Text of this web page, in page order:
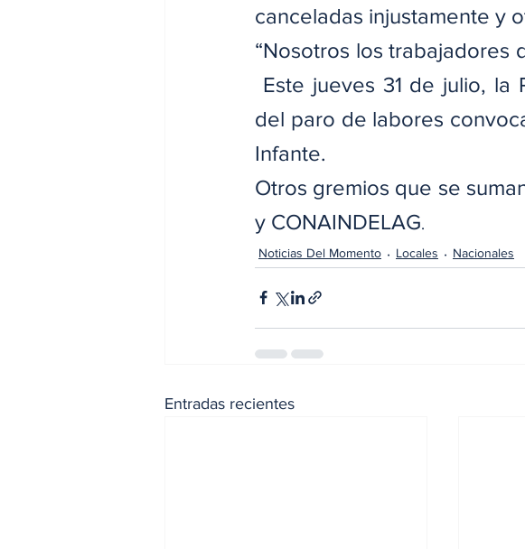
canceladas injustamente y
“Nosotros los trabajadores
Este jueves 31 de julio,
del paro de labores
Infante.
Otros gremios que se
y CONAINDELAG.
Noticias Del Momento Locales Nacionales
Entradas recientes